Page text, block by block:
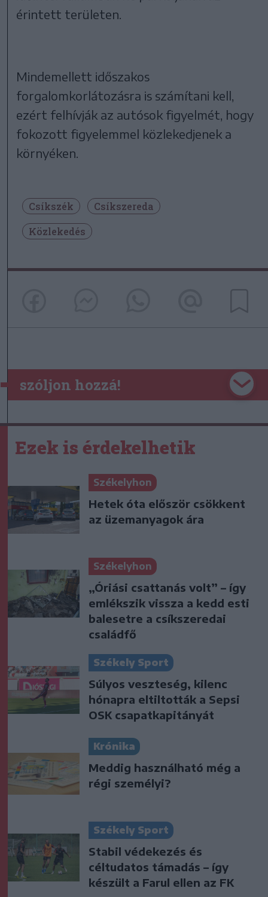
érintett területen.
Mindemellett időszakos
forgalomkorlátozásra is számítani kell,
ezért felhívják az autósok figyelmét, hogy
fokozott figyelemmel közlekedjenek a
környéken.
Csíkszék
Csíkszereda
Közlekedés
szóljon hozzá!
Ezek is érdekelhetik
Székelyhon
Hetek óta először csökkent
az üzemanyagok ára
Székelyhon
„Óriási csattanás volt” – így
emlékszik vissza a kedd esti
balesetre a csíkszeredai
családfő
Székely Sport
Súlyos veszteség, kilenc
hónapra eltiltották a Sepsi
OSK csapatkapitányát
Krónika
Meddig használható még a
régi személyi?
Székely Sport
Stabil védekezés és
céltudatos támadás – így
készült a Farul ellen az FK